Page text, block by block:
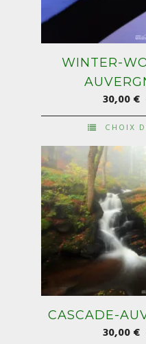
WINTER-
30,00€
CHOIX
produit
a
plusieurs
variations.
Les
options
peuvent
être
page
CASCADE-
30,00€